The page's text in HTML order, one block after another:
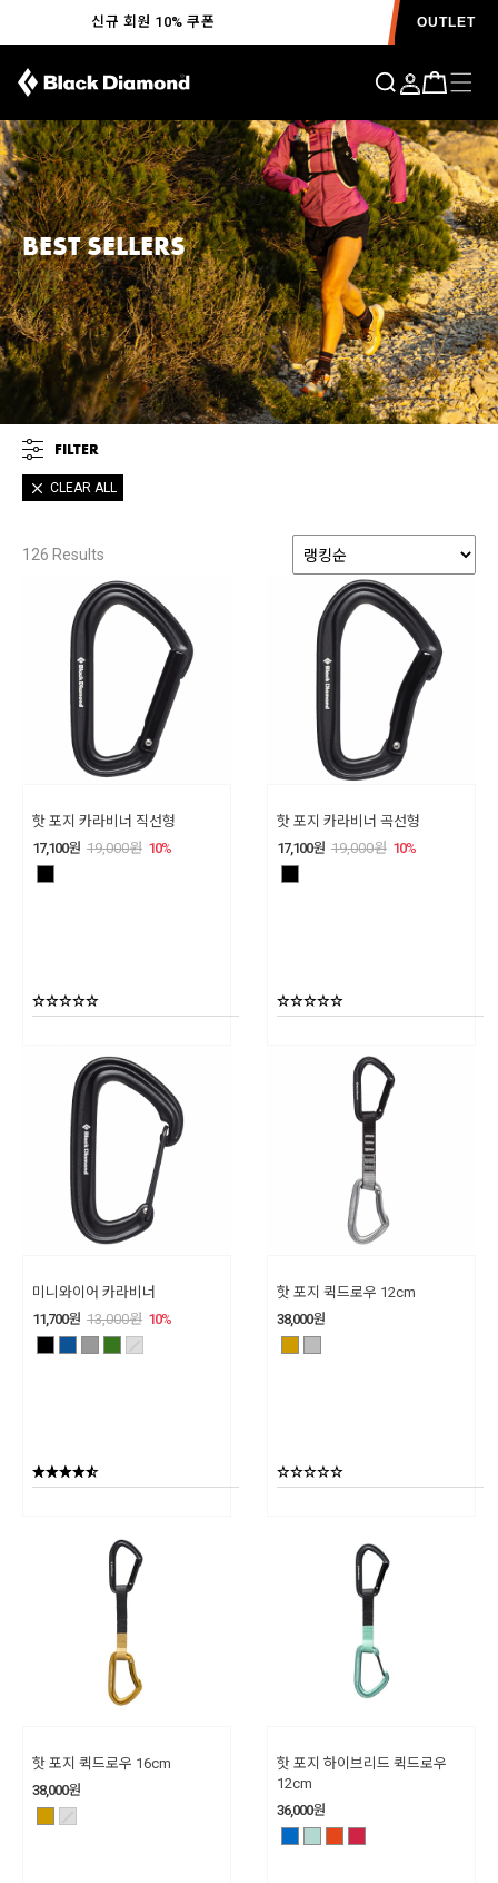
신규 회원 10% 쿠폰 OUTLET
BEST SELLERS
CLEAR ALL
FILTER
126 Results
핫 포지 카라비너 직선형
17,100원 19,000원 10%
핫 포지 카라비너 곡선형
17,100원 19,000원 10%
미니와이어 카라비너
11,700원 13,000원 10%
핫 포지 퀵드로우 12cm
38,000원
핫 포지 퀵드로우 16cm
38,000원
핫 포지 하이브리드 퀵드로우
12cm
36,000원